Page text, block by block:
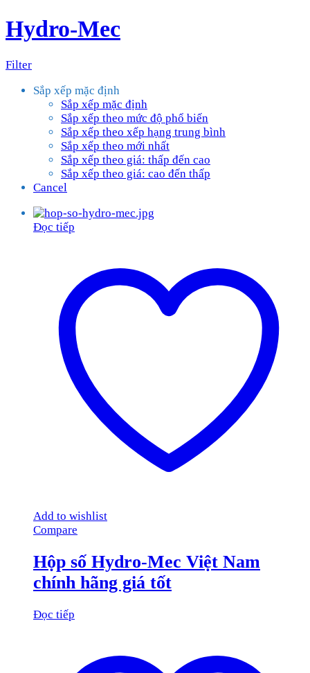
Hydro-Mec
Filter
Sắp xếp mặc định
Sắp xếp mặc định
Sắp xếp theo mức độ phổ biến
Sắp xếp theo xếp hạng trung bình
Sắp xếp theo mới nhất
Sắp xếp theo giá: thấp đến cao
Sắp xếp theo giá: cao đến thấp
Cancel
Đọc tiếp
Add to wishlist
Compare
Hộp số Hydro-Mec Việt Nam
chính hãng giá tốt
Đọc tiếp